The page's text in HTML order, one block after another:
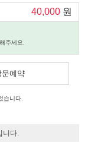
40,000원
주세요.
문예약
습니다.
니다.